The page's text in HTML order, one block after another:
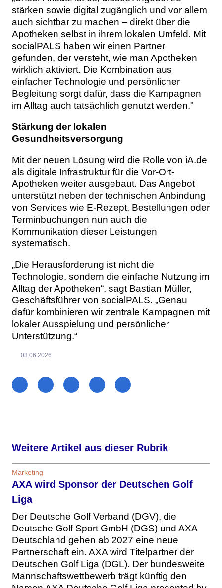
stärken sowie digital zugänglich und vor allem
auch sichtbar zu machen – direkt über die
Apotheken selbst in ihrem lokalen Umfeld. Mit
socialPALS haben wir einen Partner
gefunden, der versteht, wie man Apotheken
wirklich aktiviert. Die Kombination aus
einfacher Technologie und persönlicher
Begleitung sorgt dafür, dass die Kampagnen
im Alltag auch tatsächlich genutzt werden."
Stärkung der lokalen
Gesundheitsversorgung
Mit der neuen Lösung wird die Rolle von iA.de
als digitale Infrastruktur für die Vor-Ort-
Apotheken weiter ausgebaut. Das Angebot
unterstützt neben der technischen Anbindung
von Services wie E-Rezept, Bestellungen oder
Terminbuchungen nun auch die
Kommunikation dieser Leistungen
systematisch.
„Die Herausforderung ist nicht die
Technologie, sondern die einfache Nutzung im
Alltag der Apotheken“, sagt Bastian Müller,
Geschäftsführer von socialPALS. „Genau
dafür kombinieren wir zentrale Kampagnen mit
lokaler Ausspielung und persönlicher
Unterstützung.“
03.06.2026
Weitere Artikel aus dieser Rubrik
Marketing
AXA wird Sponsor der Deutschen Golf
Liga
Der Deutsche Golf Verband (DGV), die
Deutsche Golf Sport GmbH (DGS) und AXA
Deutschland gehen ab 2027 eine neue
Partnerschaft ein. AXA wird Titelpartner der
Deutschen Golf Liga (DGL). Der bundesweite
Mannschaftswettbewerb trägt künftig den